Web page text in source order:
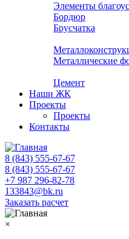
Элементы
Бордюр
Брусчатка
Металлические
Цемент
Наши ЖК
Проекты
Проекты
Контакты
8 (843) 555-67-67
8 (843) 555-67-67
+7 987 296-82-78
133843@bk.ru
Заказать расчет
×